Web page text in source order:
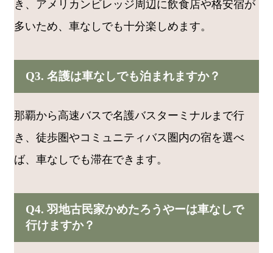
き、アメリカンビレッジ周辺に飲食店や格安宿が
多いため、車なしでも十分楽しめます。
Q3. 名護は車なしでも泊まれますか？
那覇から高速バスで名護バスターミナルまで行
き、徒歩圏やコミュニティバス圏内の宿を選べ
ば、車なしでも滞在できます。
Q4. 羽地古民家かめたろうやーは車なしで
行けますか？